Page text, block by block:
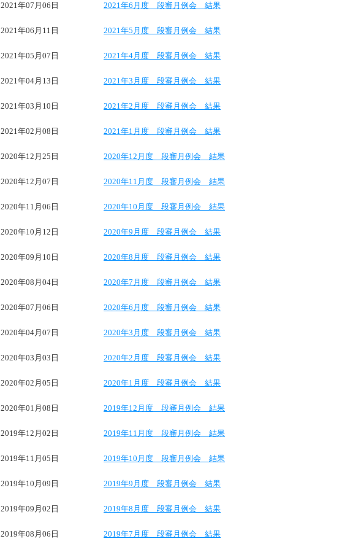
2021年07月06日 2021年6月度 段審月例会 結果
2021年06月11日 2021年5月度 段審月例会 結果
2021年05月07日 2021年4月度 段審月例会 結果
2021年04月13日 2021年3月度 段審月例会 結果
2021年03月10日 2021年2月度 段審月例会 結果
2021年02月08日 2021年1月度 段審月例会 結果
2020年12月25日 2020年12月度 段審月例会 結果
2020年12月07日 2020年11月度 段審月例会 結果
2020年11月06日 2020年10月度 段審月例会 結果
2020年10月12日 2020年9月度 段審月例会 結果
2020年09月10日 2020年8月度 段審月例会 結果
2020年08月04日 2020年7月度 段審月例会 結果
2020年07月06日 2020年6月度 段審月例会 結果
2020年04月07日 2020年3月度 段審月例会 結果
2020年03月03日 2020年2月度 段審月例会 結果
2020年02月05日 2020年1月度 段審月例会 結果
2020年01月08日 2019年12月度 段審月例会 結果
2019年12月02日 2019年11月度 段審月例会 結果
2019年11月05日 2019年10月度 段審月例会 結果
2019年10月09日 2019年9月度 段審月例会 結果
2019年09月02日 2019年8月度 段審月例会 結果
2019年08月06日 2019年7月度 段審月例会 結果